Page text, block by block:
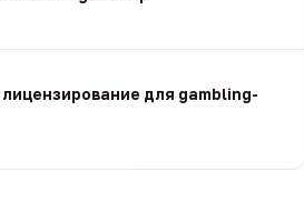
для gambling-